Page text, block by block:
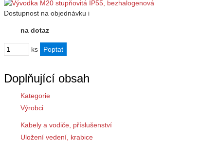
Dostupnost na objednávku i
na dotaz
ks
Doplňující obsah
Kategorie
Výrobci
Kabely a vodiče, příslušenství
Uložení vedení, krabice